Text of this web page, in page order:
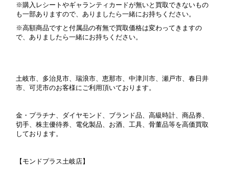
※購入レシートやギャランティカードが無いと買取できないもの
も一部ありますので、ありましたら一緒にお持ちください。
※高額商品ですと付属品の有無で買取価格は変わってきますの
で、ありましたら一緒にお持ちください。
土岐市、多治見市、瑞浪市、恵那市、中津川市、瀬戸市、春日井
市、可児市のお客様にご利用頂いております。
金・プラチナ、ダイヤモンド、ブランド品、高級時計、商品券、
切手、株主優待券、電化製品、お酒、工具、骨董品等を高価買取
しております。
【モンドプラス土岐店】